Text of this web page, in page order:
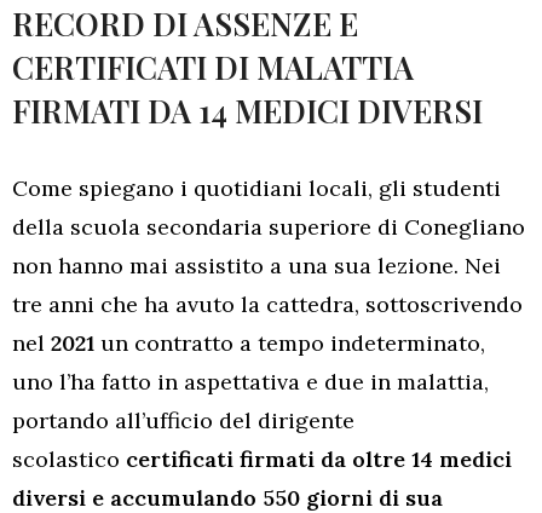
RECORD DI ASSENZE E
CERTIFICATI DI MALATTIA
FIRMATI DA 14 MEDICI DIVERSI
Come spiegano i quotidiani locali, gli studenti
della scuola secondaria superiore di Conegliano
non hanno mai assistito a una sua lezione. Nei
tre anni che ha avuto la cattedra, sottoscrivendo
nel 2021 un contratto a tempo indeterminato,
uno l’ha fatto in aspettativa e due in malattia,
portando all’ufficio del dirigente
scolastico certificati firmati da oltre 14 medici
diversi e accumulando 550 giorni di sua